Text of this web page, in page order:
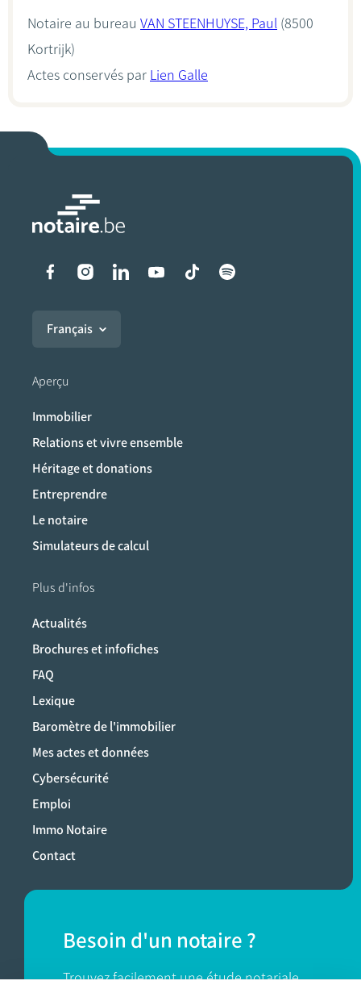
Notaire au bureau VAN STEENHUYSE, Paul (8500
Kortrijk)
Actes conservés par Lien Galle
Liens vers les réseaux
Français
Aperçu
Immobilier
Relations et vivre ensemble
Héritage et donations
Entreprendre
Le notaire
Simulateurs de calcul
Plus d'infos
Actualités
Brochures et infofiches
FAQ
Lexique
Baromètre de l'immobilier
Mes actes et données
Cybersécurité
Emploi
Immo Notaire
Contact
Besoin d'un notaire ?
Trouvez facilement une étude notariale